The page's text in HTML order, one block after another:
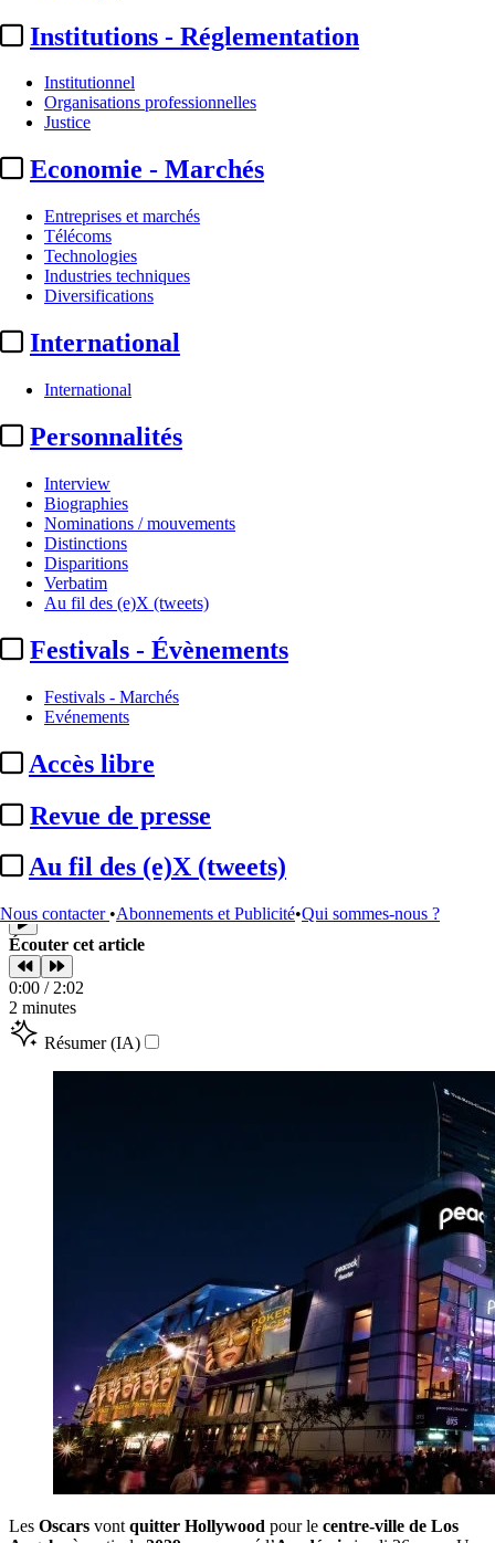
Institutions - Réglementation
Institutionnel
Organisations professionnelles
Justice
Economie - Marchés
Entreprises et marchés
Télécoms
Technologies
Industries techniques
Diversifications
International
International
Personnalités
Interview
Biographies
Nominations / mouvements
Distinctions
Disparitions
Verbatim
Au fil des (e)X (tweets)
Festivals - Évènements
Festivals - Marchés
Evénements
Accès libre
Revue de presse
Au fil des (e)X (tweets)
Nous contacter •Abonnements et Publicité•Qui sommes-nous ?
A la Une
Oscars :
changement de lieu à
partir de 2029
Translate
ParDC avec AFP
Actualité n° 346118|
Écouter cet article
0:00 / 2:02
2 minutes
Résumer (IA)
Les Oscars vont quitter Hollywood pour le centre-ville de Los